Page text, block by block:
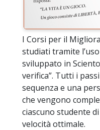
I Corsi per il
studiati tramite
sviluppato in
verifica”. Tutti i
sequenza e una
che vengono
ciascuno studente
velocità ottimale.